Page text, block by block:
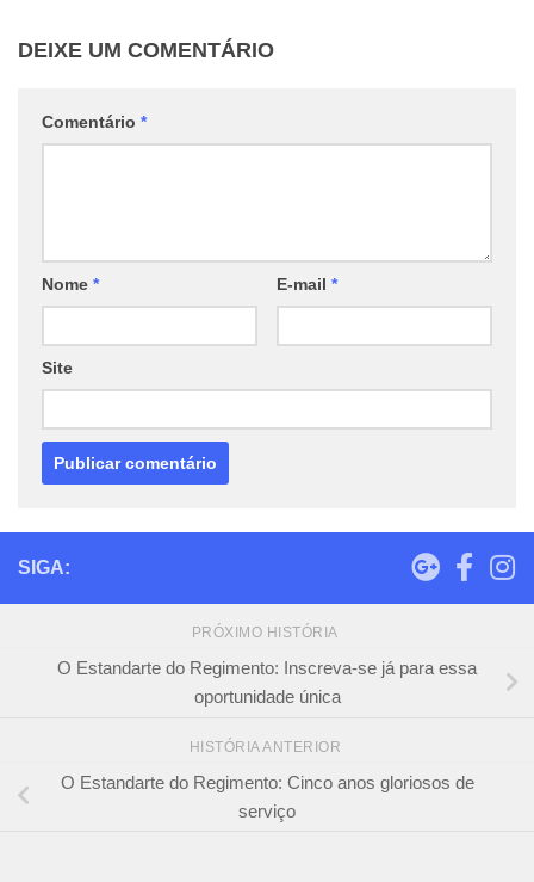
DEIXE UM COMENTÁRIO
Comentário *
Nome * E-mail *
Site
SIGA:
PRÓXIMO HISTÓRIA
O Estandarte do Regimento: Inscreva-se já para essa
oportunidade única
HISTÓRIA ANTERIOR
O Estandarte do Regimento: Cinco anos gloriosos de
serviço